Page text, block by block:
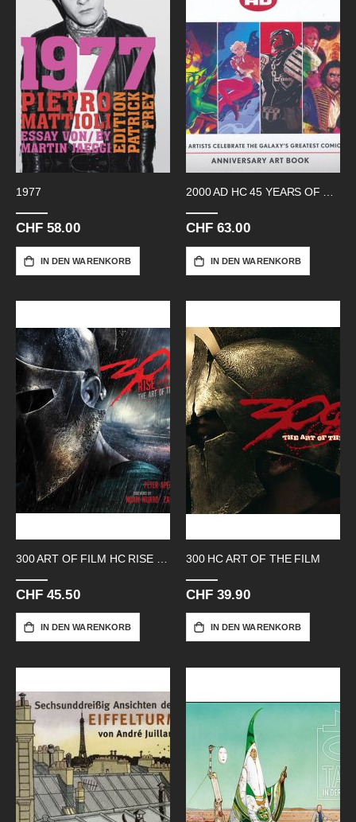
1977
CHF 58.00
IN DEN WARENKORB
CHF 63.00
IN DEN WARENKORB
CHF 45.50
IN DEN WARENKORB
300 HC ART OF THE FILM
CHF 39.90
IN DEN WARENKORB